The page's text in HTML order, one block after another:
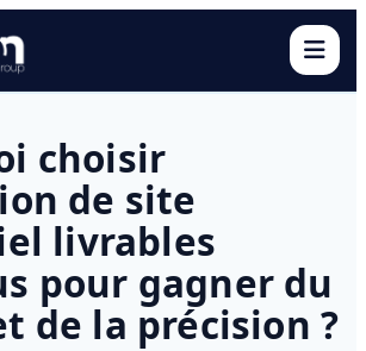
choisir
de site
livrables
pour gagner du
de la précision ?